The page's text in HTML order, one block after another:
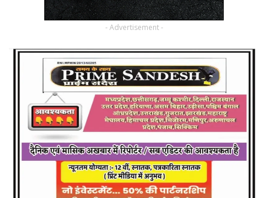
- Advertisement -